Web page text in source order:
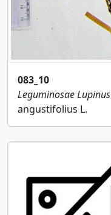
083_10
LeguminosaeLupinus
angustifolius L.